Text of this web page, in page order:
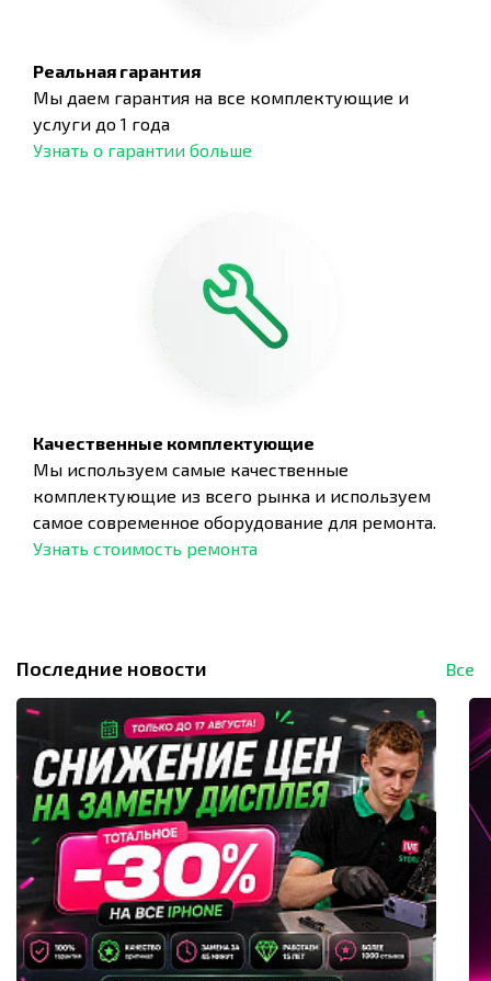
Реальная гарантия
Мы даем гарантия на все комплектующие и
услуги до 1 года
Узнать о гарантии больше
Качественные комплектующие
Мы используем самые качественные
комплектующие из всего рынка и используем
самое современное оборудование для ремонта.
Узнать стоимость ремонта
Последние новости Все